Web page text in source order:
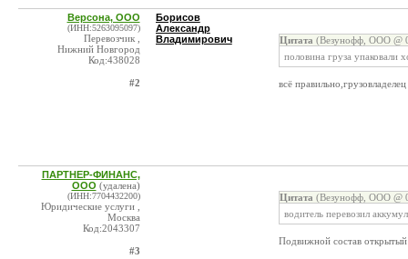
Версона, ООО
(ИНН:5263095097)
Перевозчик ,
Нижний Новгород
Код:438028
#2
Борисов
Александр
Владимирович
Цитата (Везунофф, ООО @
половина груза упаковали
всё
ПАРТНЕР-ФИНАНС,
ООО (удалена)
(ИНН:7704432200)
Юридические услуги ,
Москва
Код:2043307
#3
Цитата (Везунофф, ООО @
водитель перевозил
Подвижной состав